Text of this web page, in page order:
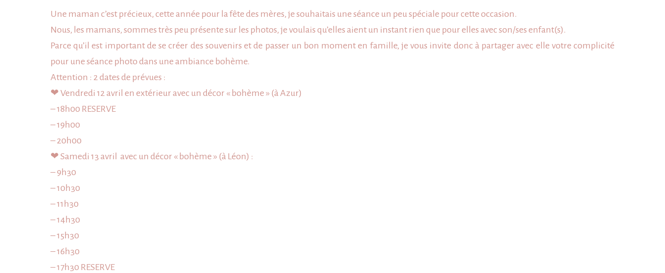
Bohème
Une maman c’est précieux, cette année pour lafête des mères, je souhaitais une séance un peu spéciale pour cette occasion.
Nous, les mamans, sommes très peu présente sur les photos, je voulais qu’elles aient un instant rien que pour elles avec son/ses enfant(s).
Parce qu’il est important de se créer des souvenirs et de passer un bon moment en famille, je vous invite donc à partager avec elle votre complicité
pour une séance photo dans une ambiance bohème.
Attention : 2 dates de prévues :
❤ Vendredi 12 avril en extérieur avec un décor « bohème » (à Azur)
– 18h00 RESERVE
– 19h00
– 20h00
❤ Samedi 13 avril avec un décor « bohème » (à Léon) :
– 9h30
– 10h30
– 11h30
– 14h30
– 15h30
– 16h30
– 17h30 RESERVE